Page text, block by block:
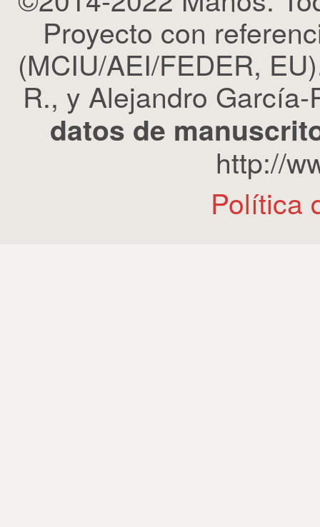
Proyecto con
(MCIU/AEI/FEDER,
R., y Alejandro
datos de
http://
Política